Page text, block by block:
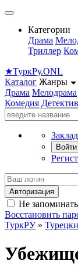
Категории
Драма
Триллер
★ТуркРу.ONL
Каталог Жанры
Драма Мелодрама
Комедия Детектив
Войти
Авторизация
Не запоминать
Восстановить
ТуркРУ»